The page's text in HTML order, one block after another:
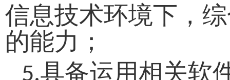
信息技术环境下，
的能力；
5.具备运用相关软